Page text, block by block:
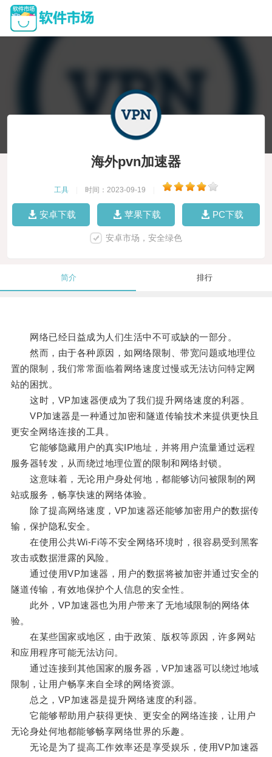
海外pvn加速器
工具 时间：2023-09-19
安卓下载 苹果下载 PC下载
安卓市场，安全绿色
简介 排行
网络已经日益成为人们生活中不可或缺的一部分。
然而，由于各种原因，如网络限制、带宽问题或地理位
置的限制，我们常常面临着网络速度过慢或无法访问特定网
站的困扰。
这时，VP加速器便成为了我们提升网络速度的利器。
VP加速器是一种通过加密和隧道传输技术来提供更快且
更安全网络连接的工具。
它能够隐藏用户的真实IP地址，并将用户流量通过远程
服务器转发，从而绕过地理位置的限制和网络封锁。
这意味着，无论用户身处何地，都能够访问被限制的网
站或服务，畅享快速的网络体验。
除了提高网络速度，VP加速器还能够加密用户的数据传
输，保护隐私安全。
在使用公共Wi-Fi等不安全网络环境时，很容易受到黑客
攻击或数据泄露的风险。
通过使用VP加速器，用户的数据将被加密并通过安全的
隧道传输，有效地保护个人信息的安全性。
此外，VP加速器也为用户带来了无地域限制的网络体
验。
在某些国家或地区，由于政策、版权等原因，许多网站
和应用程序可能无法访问。
通过连接到其他国家的服务器，VP加速器可以绕过地域
限制，让用户畅享来自全球的网络资源。
总之，VP加速器是提升网络速度的利器。
它能够帮助用户获得更快、更安全的网络连接，让用户
无论身处何地都能够畅享网络世界的乐趣。
无论是为了提高工作效率还是享受娱乐，使用VP加速器